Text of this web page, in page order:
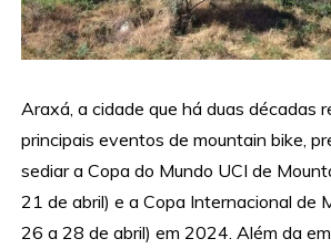
Araxá, a cidade que há duas décadas
principais eventos de mountain bike,
sediar a Copa do Mundo UCI de
21 de abril) e a Copa Internacional de
26 a 28 de abril) em 2024. Além da